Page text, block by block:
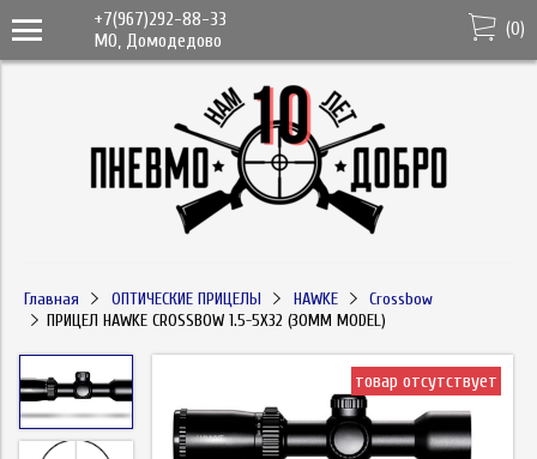
+7(967)292-88-33
МО, Домодедово
(0)
Главная ОПТИЧЕСКИЕ ПРИЦЕЛЫ HAWKE
Crossbow
ПРИЦЕЛ HAWKE CROSSBOW 1.5-5X32 (30MM MODEL)
товар отсутствует